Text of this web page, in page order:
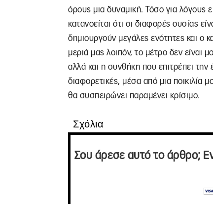
όρους μια δυναμική. Τόσο για λόγους
κατανοείται ότι οι διαφορές ουσίας
δημιουργούν μεγάλες ενότητες και ο
μεριά μας λοιπόν, το μέτρο δεν
αλλά και η συνθήκη που επιτρέπει
διαφορετικές, μέσα από μια ποικιλία
θα συσπειρώνει παραμένει κρίσιμο.
Σχόλια
Σου άρεσε αυτό το άρθρο;